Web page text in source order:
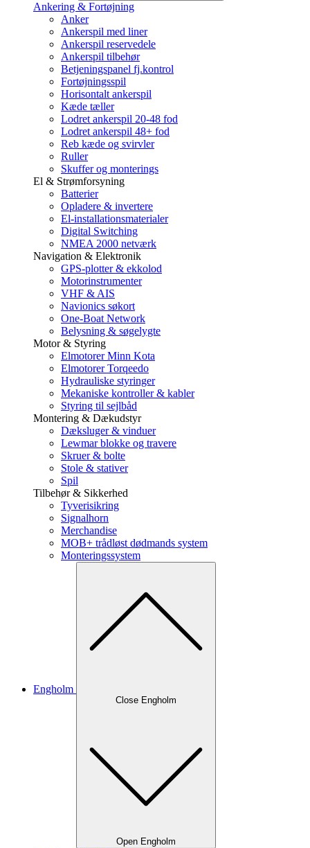
Ankering & Fortøjning
Anker
Ankerspil med liner
Ankerspil reservedele
Ankerspil tilbehør
Betjeningspanel fj.kontrol
Fortøjningsspil
Horisontalt ankerspil
Kæde tæller
Lodret ankerspil 20-48 fod
Lodret ankerspil 48+ fod
Reb kæde og svirvler
Ruller
Skuffer og monterings
El & Strømforsyning
Batterier
Opladere & invertere
El-installationsmaterialer
Digital Switching
NMEA 2000 netværk
Navigation & Elektronik
GPS-plotter & ekkolod
Motorinstrumenter
VHF & AIS
Navionics søkort
One-Boat Network
Belysning & søgelygte
Motor & Styring
Elmotorer Minn Kota
Elmotorer Torqeedo
Hydrauliske styringer
Mekaniske kontroller & kabler
Styring til sejlbåd
Montering & Dækudstyr
Dæksluger & vinduer
Lewmar blokke og travere
Skruer & bolte
Stole & stativer
Spil
Tilbehør & Sikkerhed
Tyverisikring
Signalhorn
Merchandise
MOB+ trådløst dødmands system
Monteringssystem
Engholm
Close Engholm
Open Engholm